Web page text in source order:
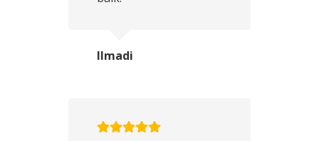
Ilmadi